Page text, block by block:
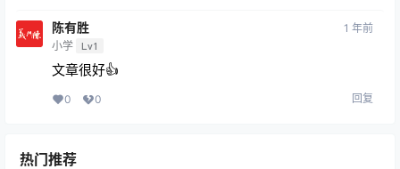
陈有胜
小学 Lv1
1 年前
文章很好👍
0 0 回复
热门推荐